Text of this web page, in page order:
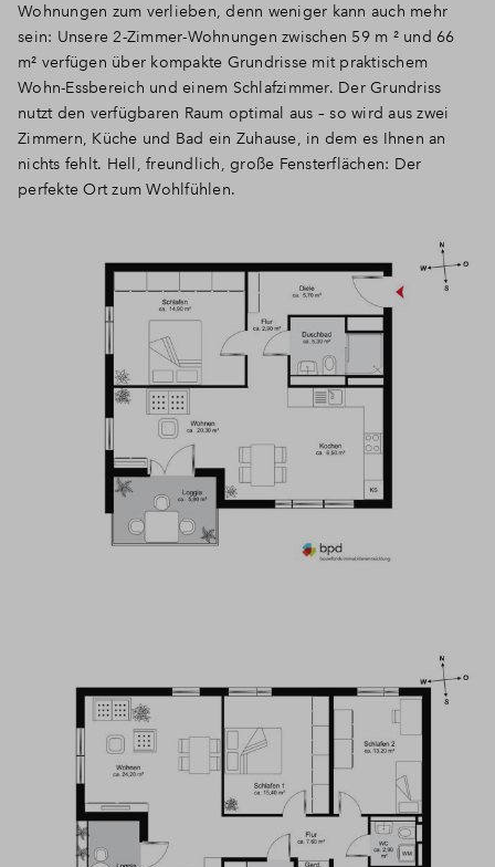
Wohnungen zum verlieben, denn weniger kann auch mehr
sein: Unsere 2-Zimmer-Wohnungen zwischen 59 m ² und 66
m² verfügen über kompakte Grundrisse mit praktischem
Wohn-Essbereich und einem Schlafzimmer. Der Grundriss
nutzt den verfügbaren Raum optimal aus – so wird aus zwei
Zimmern, Küche und Bad ein Zuhause, in dem es Ihnen an
nichts fehlt. Hell, freundlich, große Fensterflächen: Der
perfekte Ort zum Wohlfühlen.